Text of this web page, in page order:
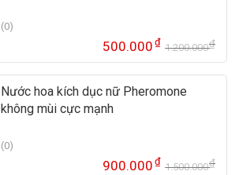
(0)
1.200.000₫
500.000₫
Nước hoa kích dục nữ Pheromone
không mùi cực mạnh
(0)
1.500.000₫
900.000₫